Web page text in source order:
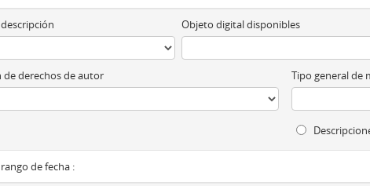
Objeto digital disponibles
de derechos de autor Tipo general de
de fecha :